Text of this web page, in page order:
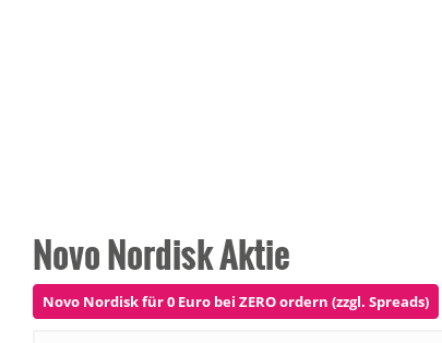
Novo Nordisk Aktie
Novo Nordisk für 0 Euro bei ZERO ordern (zzgl. Spreads)